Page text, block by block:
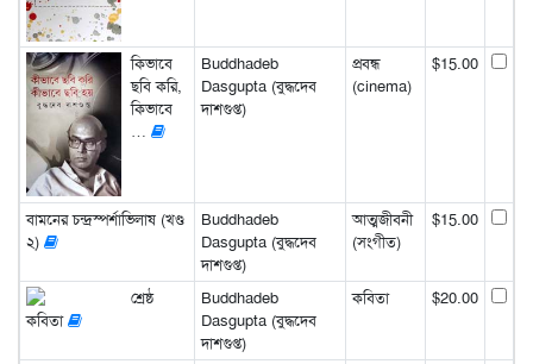
কিভাবে
ছবি করি,
কিভাবে
…
Buddhadeb
Dasgupta (বুদ্ধদেব
দাশগুপ্ত)
প্রবন্ধ
(cinema)
$15.00
বামনের চন্দ্রস্পর্শাভিলাষ (খণ্ড
২)
Buddhadeb
Dasgupta (বুদ্ধদেব
দাশগুপ্ত)
আত্মজীবনী
(সংগীত)
$15.00
শ্রেষ্ঠ
কবিতা
Buddhadeb
Dasgupta (বুদ্ধদেব
দাশগুপ্ত)
কবিতা $20.00